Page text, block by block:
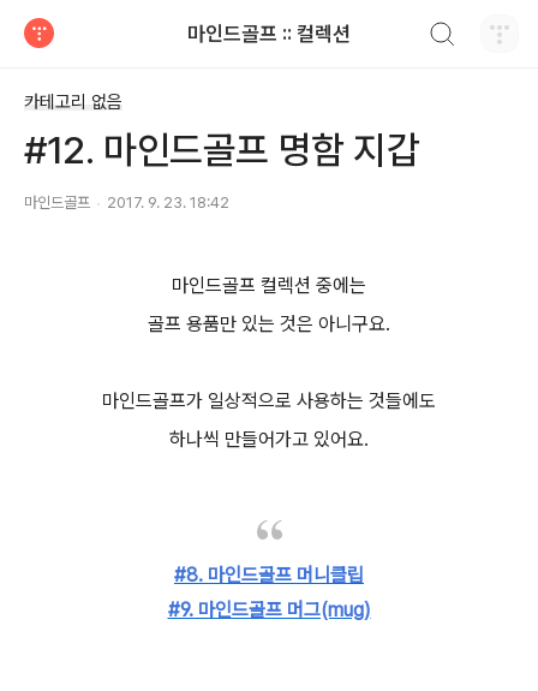
마인드골프 :: 컬렉션
카테고리 없음
#12. 마인드골프 명함 지갑
마인드골프 2017. 9. 23. 18:42
마인드골프 컬렉션 중에는
골프 용품만 있는 것은 아니구요.
마인드골프가 일상적으로 사용하는 것들에도
하나씩 만들어가고 있어요.
#8. 마인드골프 머니클립
#9. 마인드골프 머그(mug)